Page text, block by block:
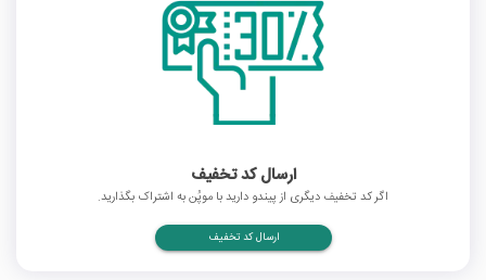
ارسال کد تخفیف
اگر کد تخفیف دیگری از پیندو دارید با موپُن به اشتراک بگذارید.
ارسال کد تخفیف